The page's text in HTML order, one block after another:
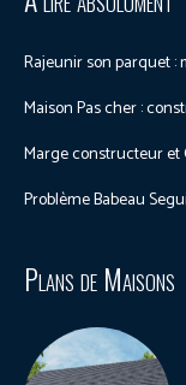
Rajeunir son parquet :
Maison Pas cher :
Marge constructeur et
Problème Babeau
Plans de Maisons